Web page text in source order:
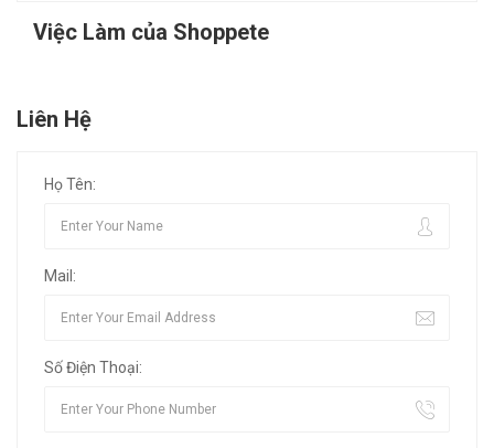
Việc Làm của Shoppete
Liên Hệ
Họ Tên:
Mail:
Số Điện Thoại: